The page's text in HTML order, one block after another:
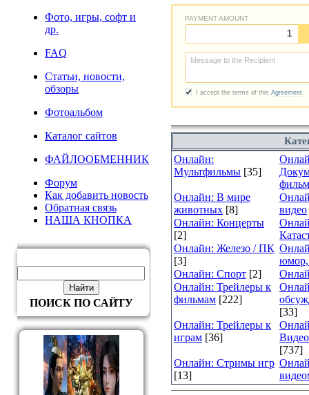
Фото, игры, софт и
др.
FAQ
Статьи, новости,
обзоры
Фотоальбом
Каталог сайтов
ФАЙЛООБМЕННИК
Форум
Как добавить новость
Обратная связь
НАША КНОПКА
ПОИСК ПО САЙТУ
Онлайн:
Мультфильмы [35]
Онлайн: В мире
животных [8]
видео
Онлайн: Концерты
[2]
Онлайн: Железо / ПК
[3]
юмор,
Онлайн: Спорт [2]
Онлайн: Трейлеры к
фильмам [222]
[33]
Онлайн: Трейлеры к
играм [36]
[737]
Онлайн: Стримы игр
[13]